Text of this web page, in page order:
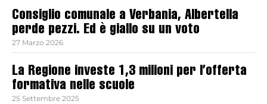
Consiglio comunale a Verbania, Albertella
perde pezzi. Ed è giallo su un voto
27 Marzo 2026
La Regione investe 1,3 milioni per l’offerta
formativa nelle scuole
25 Settembre 2025